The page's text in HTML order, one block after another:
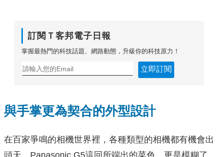
訂閱Ｔ客邦電子日報
掌握最熱門的科技話題、網路動態，升級你的科技原力！
立即訂閱
與手掌更為契合的外型設計
在百家爭鳴的相機世界裡，各種類型的相機都有機會出